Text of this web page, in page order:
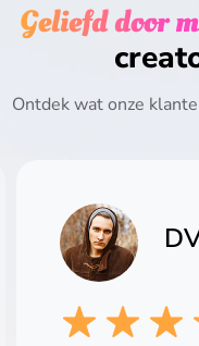
Geliefd door
Ontdek wat onze